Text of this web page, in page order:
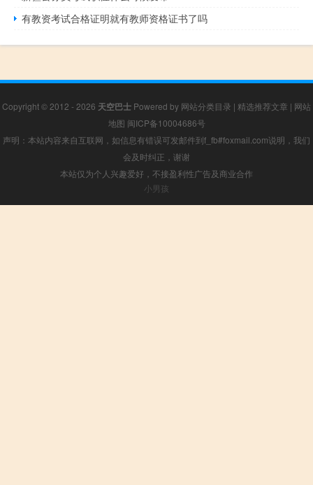
有教资考试合格证明就有教师资格证书了吗
Copyright © 2012 - 2026 天空巴士 Powered by 网站分类目录 | 精选推荐文章 | 网站
地图 闽ICP备10004686号
声明：本站内容来自互联网，如信息有错误可发邮件到f_fb#foxmail.com说明，我们
会及时纠正，谢谢
本站仅为个人兴趣爱好，不接盈利性广告及商业合作
小男孩